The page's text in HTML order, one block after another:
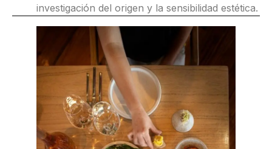
investigación del origen y la sensibilidad estética.